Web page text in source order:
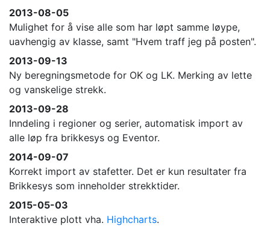
2013-08-05
Mulighet for å vise alle som har løpt samme løype,
uavhengig av klasse, samt "Hvem traff jeg på posten".
2013-09-13
Ny beregningsmetode for OK og LK. Merking av lette
og vanskelige strekk.
2013-09-28
Inndeling i regioner og serier, automatisk import av
alle løp fra brikkesys og Eventor.
2014-09-07
Korrekt import av stafetter. Det er kun resultater fra
Brikkesys som inneholder strekktider.
2015-05-03
Interaktive plott vha. Highcharts.